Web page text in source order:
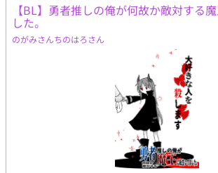
【BL】勇者推しの俺が何故か敵対する
した。
のがみさんちのはろさん